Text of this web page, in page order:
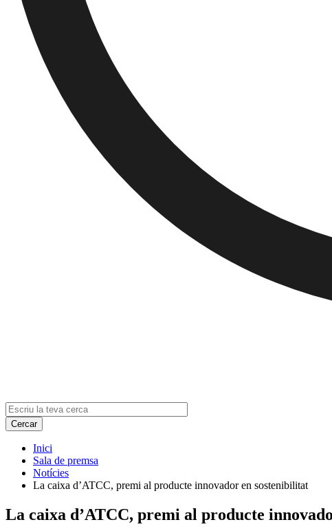
Inici
Sala de premsa
Notícies
La caixa d’ATCC, premi al producte innovador en sostenibilitat
La caixa d’ATCC, premi al producte